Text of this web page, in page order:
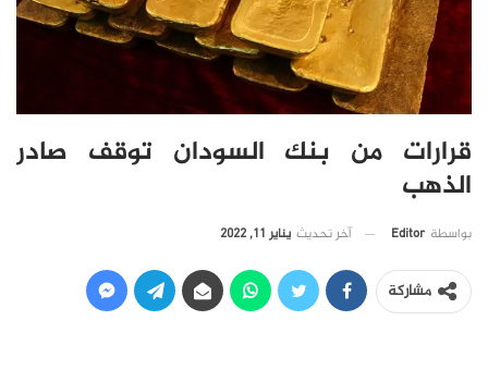
قرارات من بنك السودان توقف صادر
الذهب
بواسطة Editor آخر تحديث يناير 11, 2022
مشاركة